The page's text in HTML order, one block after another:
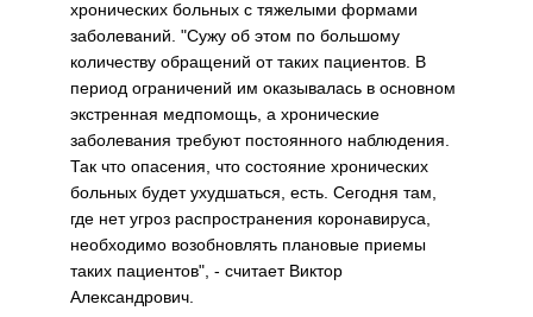
хронических больных с тяжелыми формами
заболеваний. "Сужу об этом по большому
количеству обращений от таких пациентов. В
период ограничений им оказывалась в основном
экстренная медпомощь, а хронические
заболевания требуют постоянного наблюдения.
Так что опасения, что состояние хронических
больных будет ухудшаться, есть. Сегодня там,
где нет угроз распространения коронавируса,
необходимо возобновлять плановые приемы
таких пациентов", - считает Виктор
Александрович.